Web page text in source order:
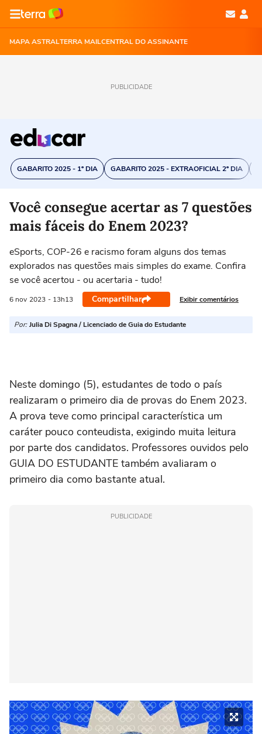
MAPA ASTRALTERRA MAILCENTRAL DO ASSINANTE
PUBLICIDADE
GABARITO 2025 - 1º DIA GABARITO 2025 - EXTRAOFICIAL 2º DIA
Você consegue acertar as 7 questões
mais fáceis do Enem 2023?
eSports, COP-26 e racismo foram alguns dos temas
explorados nas questões mais simples do exame. Confira
se você acertou - ou acertaria - tudo!
6 nov 2023 - 13h13 Compartilhar Exibir comentários
Por: Julia Di Spagna / Licenciado de Guia do Estudante
Neste domingo (5), estudantes de todo o país
realizaram o primeiro dia de provas do Enem 2023.
A prova teve como principal característica um
caráter pouco conteudista, exigindo muita leitura
por parte dos candidatos. Professores ouvidos pelo
GUIA DO ESTUDANTE também avaliaram o
primeiro dia como bastante atual.
PUBLICIDADE